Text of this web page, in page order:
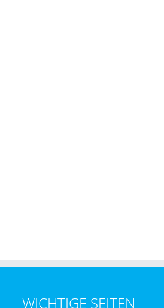
WICHTIGE SEITEN